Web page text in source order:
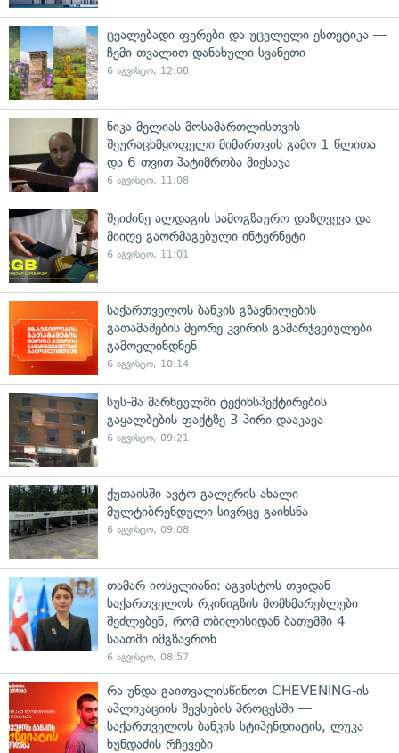
ცვალებადი ფერები და უცვლელი ესთეტიკა —
ჩემი თვალით დანახული სვანეთი
6 აგვისტო, 12:08
ნიკა მელიას მოსამართლისთვის
შეურაცხმყოფელი მიმართვის გამო 1 წლითა
და 6 თვით პატიმრობა მიესაჯა
6 აგვისტო, 11:08
შეიძინე ალდაგის სამოგზაურო დაზღვევა და
მიიღე გაორმაგებული ინტერნეტი
6 აგვისტო, 11:01
საქართველოს ბანკის გზავნილების
გათამაშების მეორე კვირის გამარჯვებულები
გამოვლინდნენ
6 აგვისტო, 10:14
სუს-მა მარნეულში ტექინსპექტირების
გაყალბების ფაქტზე 3 პირი დააკავა
6 აგვისტო, 09:21
ქუთაისში ავტო გალერის ახალი
მულტიბრენდული სივრცე გაიხსნა
6 აგვისტო, 09:08
თამარ იოსელიანი: აგვისტოს თვიდან
საქართველოს რკინიგზის მომხმარებლები
შეძლებენ, რომ თბილისიდან ბათუმში 4
საათში იმგზავრონ
6 აგვისტო, 08:57
რა უნდა გაითვალისწინოთ CHEVENING-ის
აპლიკაციის შევსების პროცესში —
საქართველოს ბანკის სტიპენდიატის, ლუკა
ხუნდაძის რჩევები